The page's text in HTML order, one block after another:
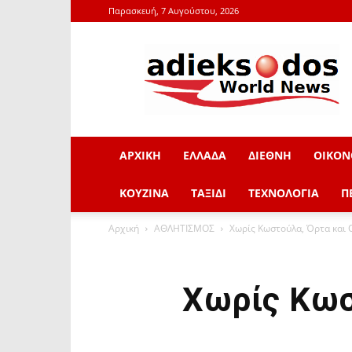
Παρασκευή, 7 Αυγούστου, 2026
adieksodos.gr
ΑΡΧΙΚΗ ΕΛΛΑΔΑ ΔΙΕΘΝΗ
ΚΟΥΖΙΝΑ ΤΑΞΙΔΙ ΤΕΧΝΟΛΟΓΙΑ
Αρχική ΑΘΛΗΤΙΣΜΟΣ Χωρίς Κωστούλα, Όρτα και
Χωρίς